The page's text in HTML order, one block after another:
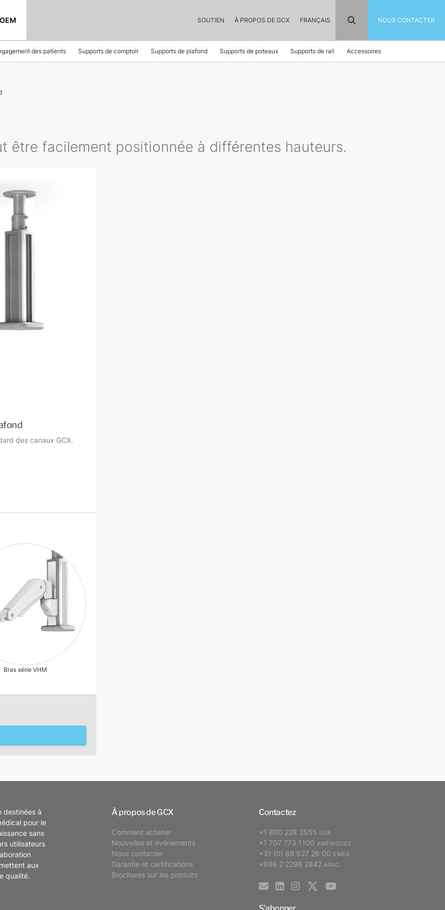
SOUTIEN À PROPOS DE GCX FRANÇAIS NOUS CONTACTER
des patients Supports de comptoir Supports de plafond Supports de poteaux Supports de rail Accessoires
être facilement positionnée à différentes hauteurs.
des canaux GCX.
Bras série VHM
destinées à
pour le
sans
utilisateurs
aux
qualité.
À propos de GCX
Comment acheter
Nouvelles et événements
Nous contacter
Garantie et certifications
Brochures sur les produits
Contactez
+1 800 228 2555 USA
+1 707 773 1100 AMÉRIQUES
+31 (0) 88 627 26 00 EMEA
+886 2 2298 2842 APAC
S’abonner